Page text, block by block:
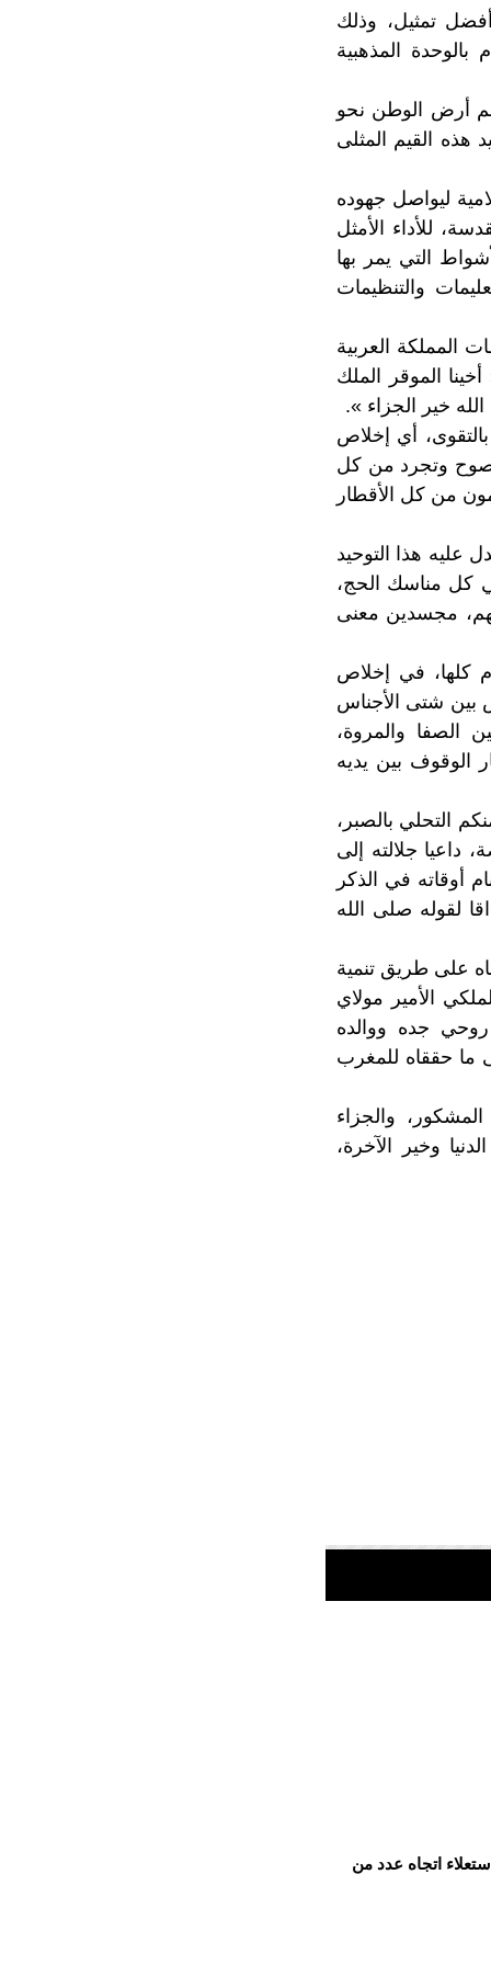
تمثيل، وذلك
المذهبية
أرض الوطن نحو
تجسيد هذه القيم المثلى
ليواصل جهوده
للأداء الأمثل
التي يمر بها
والتنظيمات
المملكة العربية
الموقر الملك
خير الجزاء ».
أي إخلاص
نصوح وتجرد من كل
من كل الأقطار
عليه هذا التوحيد
كل مناسك الحج،
مجسدين معنى
كلها، في إخلاص
بين شتى الأجناس
والمروة،
الوقوف بين يديه
التحلي بالصبر،
جلالته إلى
أوقاته في الذكر
لقوله صلى الله
على طريق تنمية
الأمير مولاي
جده ووالده
ما حققاه للمغرب
والجزاء
وخير الآخرة،
اتجاه عدد من